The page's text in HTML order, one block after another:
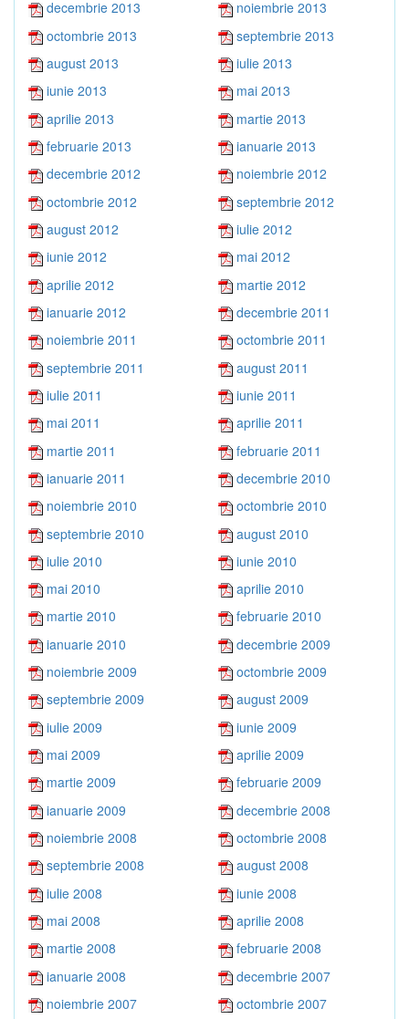
decembrie 2013
noiembrie 2013
octombrie 2013
septembrie 2013
august 2013
iulie 2013
iunie 2013
mai 2013
aprilie 2013
martie 2013
februarie 2013
ianuarie 2013
decembrie 2012
noiembrie 2012
octombrie 2012
septembrie 2012
august 2012
iulie 2012
iunie 2012
mai 2012
aprilie 2012
martie 2012
ianuarie 2012
decembrie 2011
noiembrie 2011
octombrie 2011
septembrie 2011
august 2011
iulie 2011
iunie 2011
mai 2011
aprilie 2011
martie 2011
februarie 2011
ianuarie 2011
decembrie 2010
noiembrie 2010
octombrie 2010
septembrie 2010
august 2010
iulie 2010
iunie 2010
mai 2010
aprilie 2010
martie 2010
februarie 2010
ianuarie 2010
decembrie 2009
noiembrie 2009
octombrie 2009
septembrie 2009
august 2009
iulie 2009
iunie 2009
mai 2009
aprilie 2009
martie 2009
februarie 2009
ianuarie 2009
decembrie 2008
noiembrie 2008
octombrie 2008
septembrie 2008
august 2008
iulie 2008
iunie 2008
mai 2008
aprilie 2008
martie 2008
februarie 2008
ianuarie 2008
decembrie 2007
noiembrie 2007
octombrie 2007